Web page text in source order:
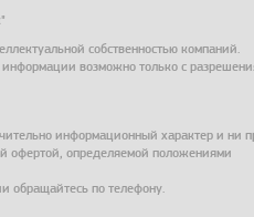
собственностью компаний.
возможно только с
информационный характер и ни
офертой, определяемой положениями
обращайтесь по телефону.